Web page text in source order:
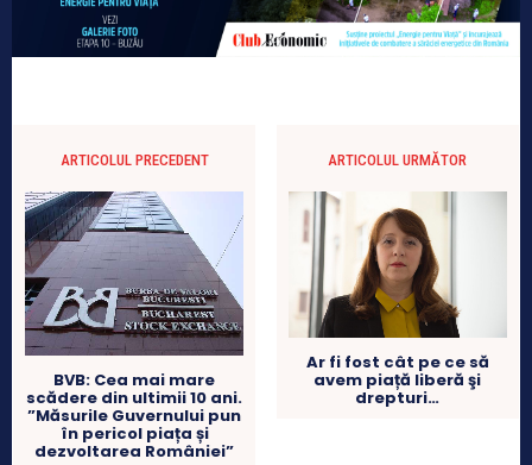
ARTICOLUL PRECEDENT
BVB: Cea mai mare
scădere din ultimii 10 ani.
”Măsurile Guvernului pun
în pericol piața și
dezvoltarea României”
ARTICOLUL URMĂTOR
Ar fi fost cât pe ce să
avem piață liberă şi
drepturi…